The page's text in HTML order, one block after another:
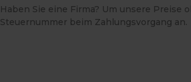
Haben Sie eine Firma? Um unsere
Steuernummer beim Zahlungsvorgang an.